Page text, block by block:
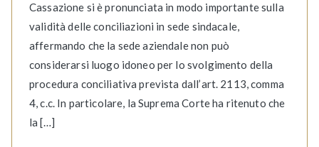
Cassazione si è pronunciata in modo importante sulla
validità delle conciliazioni in sede sindacale,
affermando che la sede aziendale non può
considerarsi luogo idoneo per lo svolgimento della
procedura conciliativa prevista dall’art. 2113, comma
4, c.c. In particolare, la Suprema Corte ha ritenuto che
la […]